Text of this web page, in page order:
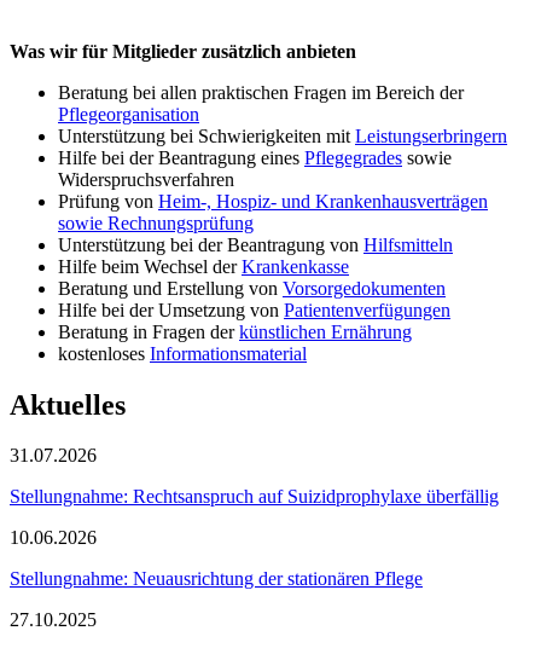
Was wir für Mitglieder zusätzlich anbieten
Beratung bei allen praktischen Fragen im Bereich der
Pflegeorganisation
Unterstützung bei Schwierigkeiten mit Leistungserbringern
Hilfe bei der Beantragung eines Pflegegrades sowie
Widerspruchsverfahren
Prüfung von Heim-, Hospiz- und Krankenhausverträgen
sowie Rechnungsprüfung
Unterstützung bei der Beantragung von Hilfsmitteln
Hilfe beim Wechsel derKrankenkasse
Beratung und Erstellung von Vorsorgedokumenten
Hilfe bei der Umsetzung von Patientenverfügungen
Beratung in Fragen derkünstlichen Ernährung
kostenloses Informationsmaterial
Aktuelles
31.07.2026
Stellungnahme: Rechtsanspruch auf Suizidprophylaxe überfällig
10.06.2026
Stellungnahme: Neuausrichtung der stationären Pflege
27.10.2025